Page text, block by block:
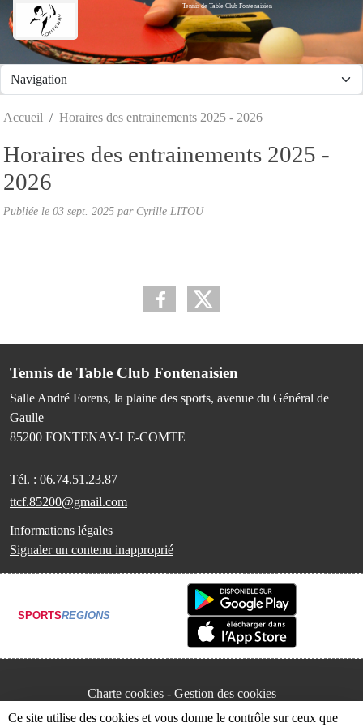
Tennis de Table Club Fontenaisien
Accueil Horaires des entrainements 2025 - 2026
Horaires des entrainements 2025 -
2026
Publiée le 03 sept. 2025 par Cyrille LITOU
Tennis de Table Club Fontenaisien
Salle André Forens, la plaine des sports, avenue du Général de
Gaulle
85200 FONTENAY-LE-COMTE
Tél. : 06.74.51.23.87
ttcf.85200@gmail.com
Informations légales
Signaler un contenu inapproprié
SPORTSREGIONS
Charte cookies Gestion des cookies
Panneau de gestion des cookies
Ce site utilise des cookies et vous donne le contrôle sur ceux que